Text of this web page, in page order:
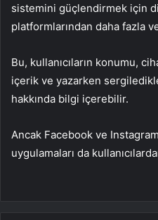
sistemini güçlendirmek için
platformlarından daha fazla
Bu, kullanıcıların konumu,
içerik ve yazarken
hakkında bilgi içerebilir.
Ancak Facebook ve
uygulamaları da